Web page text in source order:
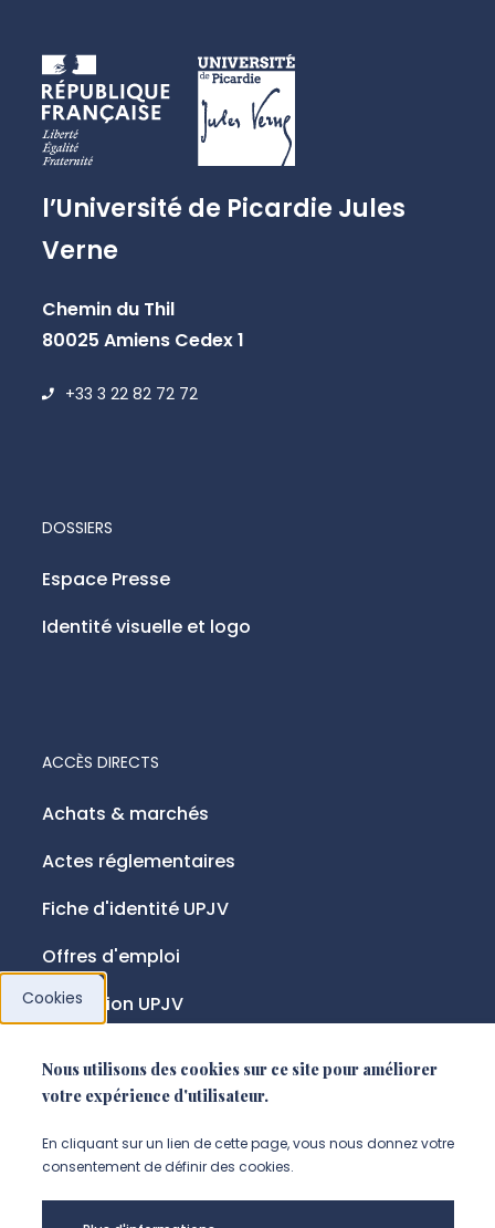
l’Université de Picardie Jules
Verne
Chemin du Thil
80025 Amiens Cedex 1
+33 3 22 82 72 72
ACCÈS DIRECTS
Achats & marchés
Actes réglementaires
Fiche d'identité UPJV
Offres d'emploi
Fondation UPJV
DOSSIERS
Espace Presse
Identité visuelle et logo
NOUS SUIVRE
Suivez-nous sur instagram
Suivez-nous sur linkedin
Suivez-nous sur
Cookies
Nous utilisons des cookies sur ce site pour améliorer
votre expérience d'utilisateur.
En cliquant sur un lien de cette page, vous nous donnez votre
consentement de définir des cookies.